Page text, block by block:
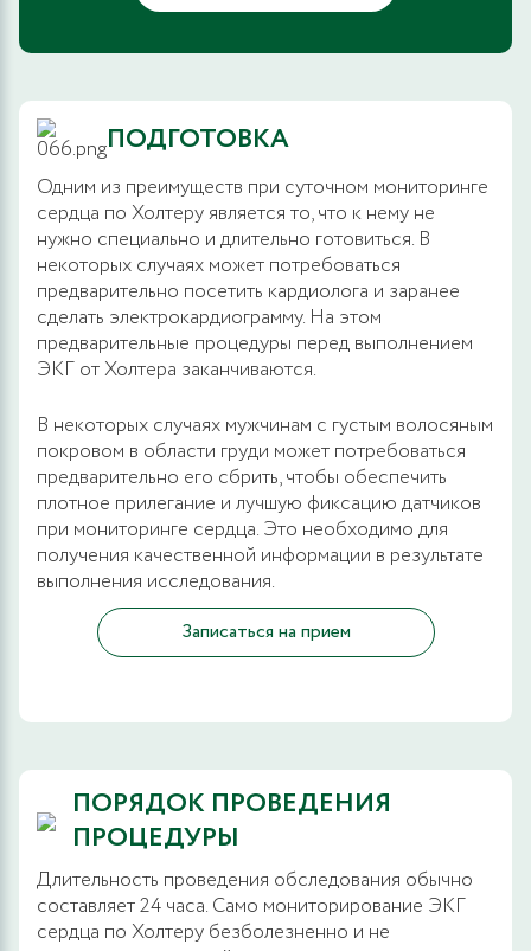
ПОДГОТОВКА
Одним из преимуществ при суточном мониторинге
сердца по Холтеру является то, что к нему не
нужно специально и длительно готовиться. В
некоторых случаях может потребоваться
предварительно посетить кардиолога и заранее
сделать электрокардиограмму. На этом
предварительные процедуры перед выполнением
ЭКГ от Холтера заканчиваются.
В некоторых случаях мужчинам с густым волосяным
покровом в области груди может потребоваться
предварительно его сбрить, чтобы обеспечить
плотное прилегание и лучшую фиксацию датчиков
при мониторинге сердца. Это необходимо для
получения качественной информации в результате
выполнения исследования.
Записаться на прием
ПОРЯДОК ПРОВЕДЕНИЯ
ПРОЦЕДУРЫ
Длительность проведения обследования обычно
составляет 24 часа. Само мониторирование ЭКГ
сердца по Холтеру безболезненно и не